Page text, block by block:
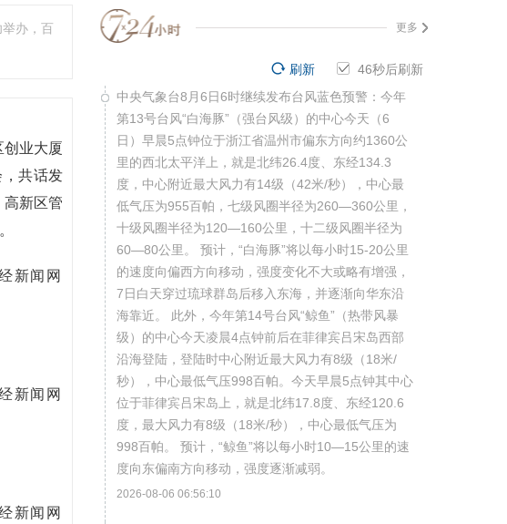
办，百
创业大厦
共话发
新区管
更多
45秒后刷新
刷新
中央气象台8月6日6时继续发布台风蓝色预警：今年
第13号台风“白海豚”（强台风级）的中心今天（6
日）早晨5点钟位于浙江省温州市偏东方向约1360公
里的西北太平洋上，就是北纬26.4度、东经134.3
度，中心附近最大风力有14级（42米/秒），中心最
低气压为955百帕，七级风圈半径为260—360公里，
十级风圈半径为120—160公里，十二级风圈半径为
60—80公里。 预计，“白海豚”将以每小时15-20公里
的速度向偏西方向移动，强度变化不大或略有增强，
7日白天穿过琉球群岛后移入东海，并逐渐向华东沿
海靠近。 此外，今年第14号台风“鲸鱼”（热带风暴
级）的中心今天凌晨4点钟前后在菲律宾吕宋岛西部
沿海登陆，登陆时中心附近最大风力有8级（18米/
秒），中心最低气压998百帕。今天早晨5点钟其中心
位于菲律宾吕宋岛上，就是北纬17.8度、东经120.6
度，最大风力有8级（18米/秒），中心最低气压为
998百帕。 预计，“鲸鱼”将以每小时10—15公里的速
度向东偏南方向移动，强度逐渐减弱。
2026-08-06 06:56:10